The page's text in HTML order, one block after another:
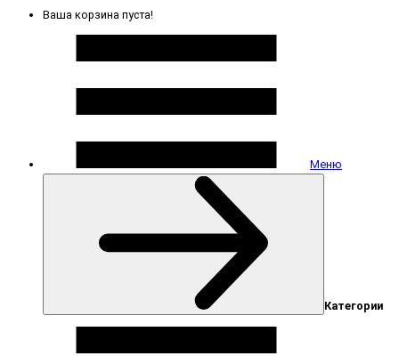
Ваша корзина пуста!
Меню
Категории